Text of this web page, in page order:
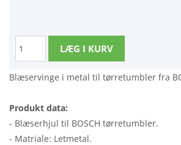
Blæservinge i metal til tørretumbler fra
Produkt data:
- Blæserhjul til BOSCH tørretumbler.
- Matriale: Letmetal.